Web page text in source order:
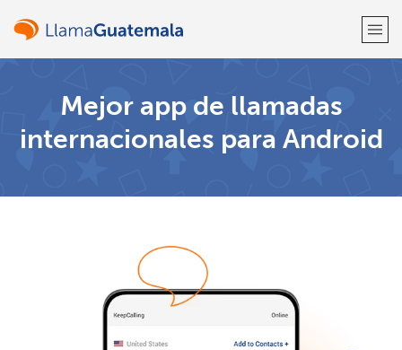
¡Bienvenido!
¿Ya tienes una cuenta? Inicia sesión →
Regístrate con
Mejor app de llamadas
internacionales para Android